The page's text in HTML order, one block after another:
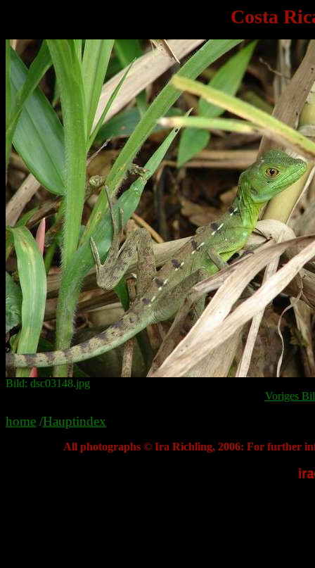
Costa
Bild: dsc03148.jpg
Voriges
home /Hauptindex
All photographs © Ira Richling, 2006: For further